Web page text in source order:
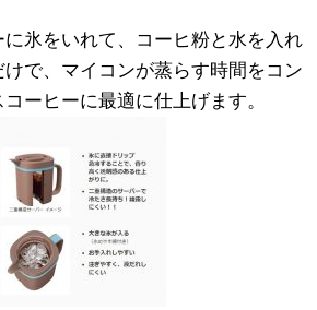
氷をいれて、コーヒ粉と水を入れ
で、マイコンが蒸らす時間をコン
ーヒーに最適に仕上げます。